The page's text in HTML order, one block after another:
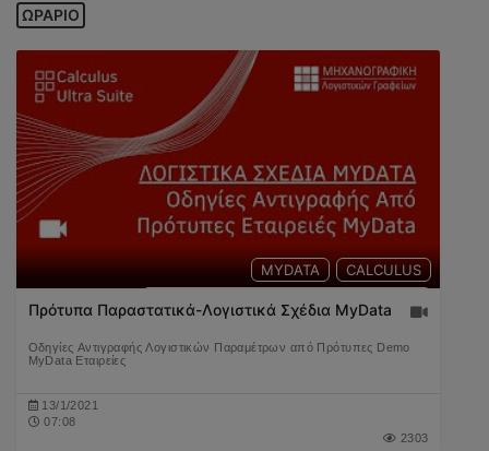
ΩΡΑΡΙΟ
CALCULUS
MYDATA
ΑΝΤΙΓΡΑΦΗ ΛΟΓΙΣΤΙΚΩΝ ΠΑΡΑΜΕΤΡΩΝ
Πρότυπα Παραστατικά-Λογιστικά Σχέδια MyData
Οδηγίες Αντιγραφής Λογιστικών Παραμέτρων από Πρότυπες Demo
MyData Εταιρείες
13/1/2021
07:08
2303